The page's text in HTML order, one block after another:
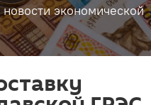
экономической